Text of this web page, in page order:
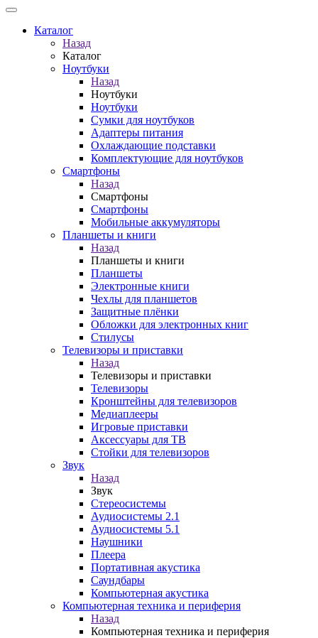
Каталог
Назад
Каталог
Ноутбуки
Назад
Ноутбуки
Ноутбуки
Сумки для ноутбуков
Адаптеры питания
Охлаждающие подставки
Комплектующие для ноутбуков
Смартфоны
Назад
Смартфоны
Смартфоны
Мобильные аккумуляторы
Планшеты и книги
Назад
Планшеты и книги
Планшеты
Электронные книги
Чехлы для планшетов
Защитные плёнки
Обложки для электронных книг
Стилусы
Телевизоры и приставки
Назад
Телевизоры и приставки
Телевизоры
Кронштейны для телевизоров
Медиаплееры
Игровые приставки
Аксессуары для ТВ
Стойки для телевизоров
Звук
Назад
Звук
Стереосистемы
Аудиосистемы 2.1
Аудиосистемы 5.1
Наушники
Плеера
Портативная акустика
Саундбары
Компьютерная акустика
Компьютерная техника и периферия
Назад
Компьютерная техника и периферия